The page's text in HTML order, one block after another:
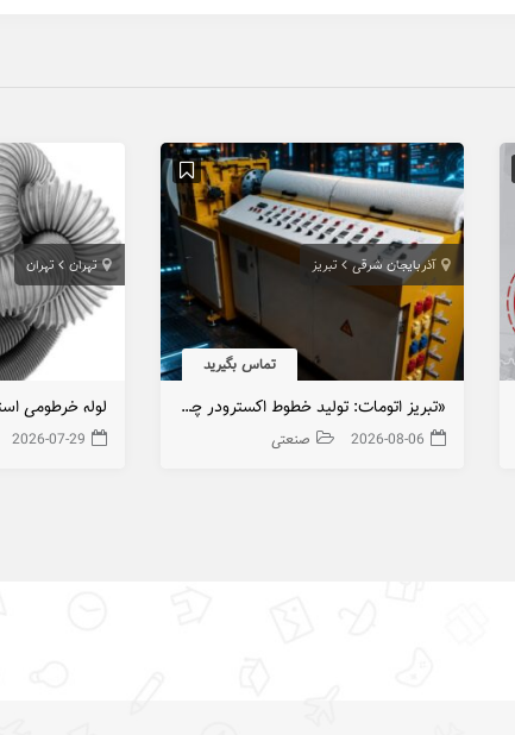
آذربایجان شرقی تبریز
تماس بگیرید
«تبریز اتومات: تولید خطوط اکسترودر چندمنظوره؛ از مقاطع PVC تا روکش‌های صنعتی»
2026-08-06 صنعتی
تهران تهران
لوله خرطومی
2026-07-29